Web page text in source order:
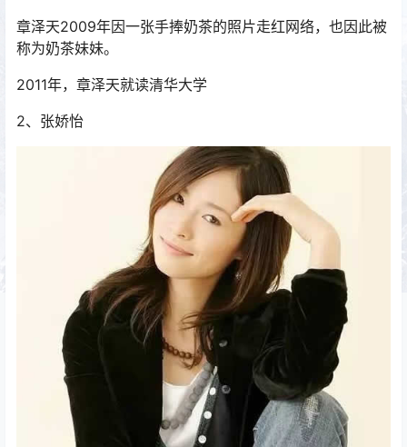
章泽天2009年因一张手捧奶茶的照片走红网络，也因此被
称为奶茶妹妹。
2011年，章泽天就读清华大学
2、张娇怡